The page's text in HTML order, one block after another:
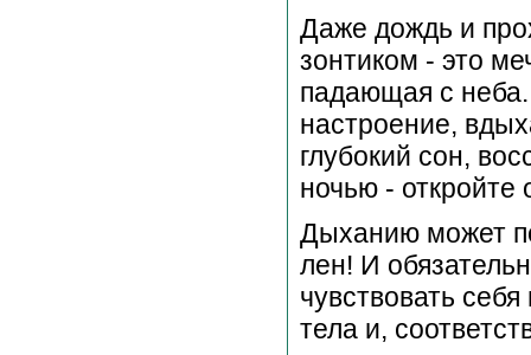
Даже дождь и
зонтиком - это
падающая с
настроение,
глубокий сон,
ночью - откройте
Дыханию может
лен! И
чувствовать
тела и,